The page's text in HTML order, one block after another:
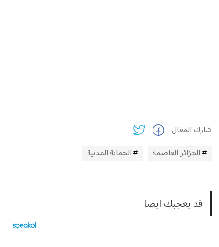
شارك المقال
الجزائر العاصمة
الحماية المدنية
قد يعجبك ايضا